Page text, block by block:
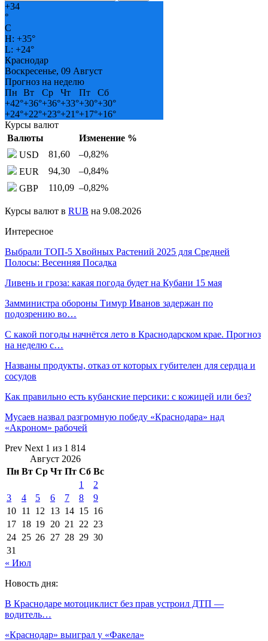
+34
°
C
H: +35°
L: +24°
Краснодар
Воскресенье, 09 Август
Прогноз на неделю
Пн
Вт Ср Чт Пт
Сб
+42°+36°+36°+33°+30°+30°
+24°+22°+23°+21°+17°+16°
Курсы валют
Валюты
Изменение %
USD
81,60 –0,82%
EUR
94,30 –0,84%
GBP
110,09 –0,82%
Курсы валют в RUB на 9.08.2026
Интересное
Выбрали ТОП-5 Хвойных Растений 2025 для Средней
Полосы: Весенняя Посадка
Ливень и гроза: какая погода будет на Кубани 15 мая
Замминистра обороны Тимур Иванов задержан по
подозрению во…
С какой погоды начнётся лето в Краснодарском крае. Прогноз
на неделю с…
Названы продукты, отказ от которых губителен для сердца и
сосудов
Как правильно есть кубанские персики: с кожицей или без?
Мусаев назвал разгромную победу «Краснодара» над
«Акроном» рабочей
Prev Next 1 из 1 814
Август 2026
Пн Вт Ср Чт Пт Сб Вс
1
2
3
4 5 6 7 8
9
10 11 12 13 14 15 16
17 18 19 20 21 22 23
24 25 26 27 28 29 30
31
« Июл
Новость дня:
В Краснодаре мотоциклист без прав устроил ДТП —
водитель…
«Краснодар» выиграл у «Факела»